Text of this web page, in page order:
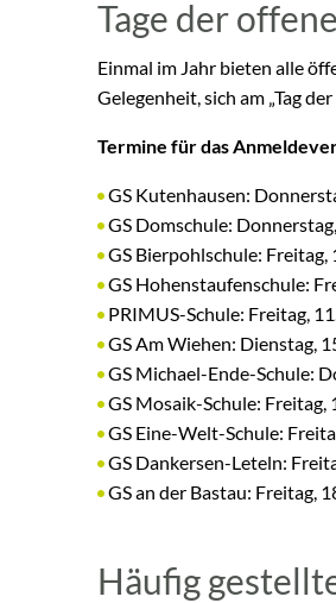
Tage der
Einmal im Jahr bieten alle
Gelegenheit, sich am „Tag
Termine für das
GS Kutenhausen:
GS Domschule:
GS Bierpohlschule:
GS Hohenstaufenschule:
PRIMUS-Schule: Freitag,
GS Am Wiehen: Dienstag,
GS Michael-Ende-Schule:
GS Mosaik-Schule:
GS Eine-Welt-Schule:
GS Dankersen-Leteln:
GS an der Bastau: Freitag,
Häufig